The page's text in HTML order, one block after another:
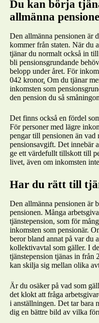
Du kan börja
allmänna
Den allmänna pensionen är
kommer från staten. När du
tjänar du normalt också in
bli pensionsgrundande
belopp under året. För
042 kronor. Om du tjänar
inkomsten som
den pension du så
Det finns också en fördel
För personer med lägre
pengar till pensionen än vad
pensionsavgift. Det innebär
ge ett värdefullt tillskott till
livet, även om inkomsten
Har du rätt till
Den allmänna pensionen är
pensionen. Många
tjänstepension, som för
inkomsten som pensionär.
beror bland annat på var du
kollektivavtal som gäller. I
tjänstepension tjänas in från
kan skilja sig mellan olika
Är du osäker på vad som
det klokt att fråga
i anställningen. Det tar bara
dig en bättre bild av vilka